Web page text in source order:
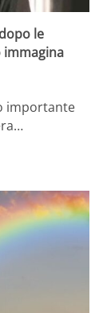
le
immagina
importante